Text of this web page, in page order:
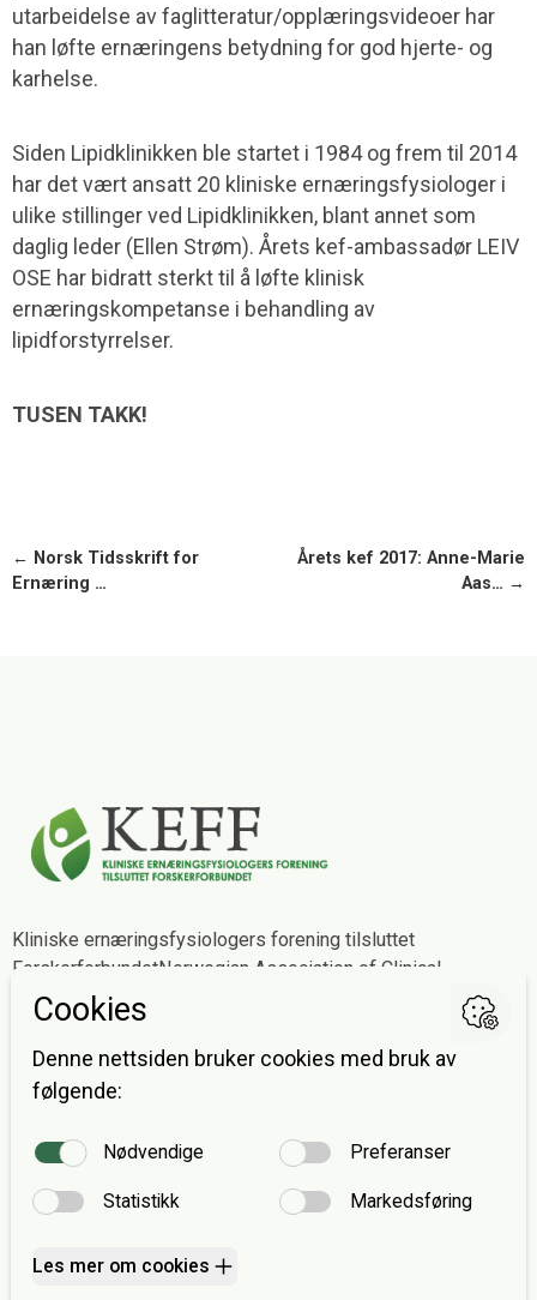
utarbeidelse av faglitteratur/opplæringsvideoer har
han løfte ernæringens betydning for god hjerte- og
karhelse.
Siden Lipidklinikken ble startet i 1984 og frem til 2014
har det vært ansatt 20 kliniske ernæringsfysiologer i
ulike stillinger ved Lipidklinikken, blant annet som
daglig leder (Ellen Strøm). Årets kef-ambassadør LEIV
OSE har bidratt sterkt til å løfte klinisk
ernæringskompetanse i behandling av
lipidforstyrrelser.
TUSEN TAKK!
← Norsk Tidsskrift for
Ernæring …
Årets kef 2017: Anne-Marie
Aas… →
Kliniske ernæringsfysiologers forening tilsluttet
ForskerforbundetNorwegian Association of Clinical
Dietitians affiliated with The Norwegian Association of
Researchers
Avdeling for ernæringsvitenskap
Postboks 1046 Blindern
0316 OSLO
E-post:post@keff.no
Fakturaadresse